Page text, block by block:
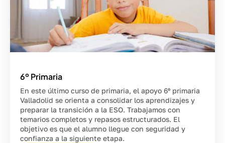
6º Primaria
En este último curso de primaria, el apoyo 6º primaria
Valladolid se orienta a consolidar los aprendizajes y
preparar la transición a la ESO. Trabajamos con
temarios completos y repasos estructurados. El
objetivo es que el alumno llegue con seguridad y
confianza a la siguiente etapa.